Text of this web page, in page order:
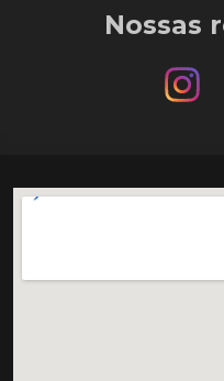
Nossas